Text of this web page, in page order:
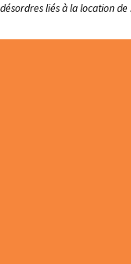
désordres liés à la location